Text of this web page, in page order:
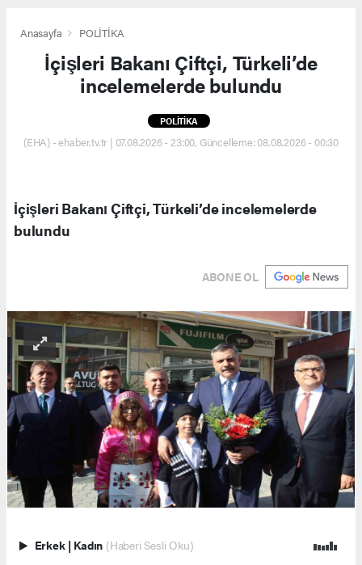
Anasayfa POLİTİKA
İçişleri Bakanı Çiftçi, Türkeli’de
incelemelerde bulundu
POLİTİKA
(EHA) - ehaber.tv.tr | 07.08.2026 - 23:00, Güncelleme: 08.08.2026 - 00:30
İçişleri Bakanı Çiftçi, Türkeli’de incelemelerde
bulundu
ABONE OL
Erkek | Kadın (Haberi Sesli Oku)